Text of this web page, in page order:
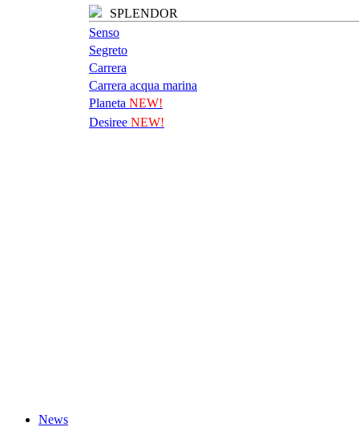
SPLENDOR
Senso
Segreto
Carrera
Carrera acqua marina
Planeta NEW!
Desiree NEW!
News